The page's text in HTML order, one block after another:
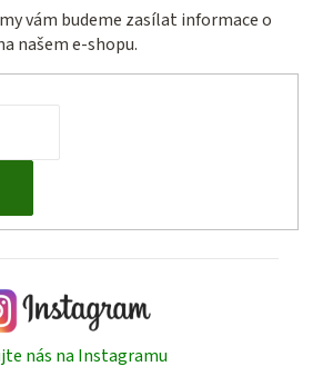
a
c
í
v
ý
i
s
u
vám budeme zasílat informace o
našem e-shopu.
nás na Instagramu